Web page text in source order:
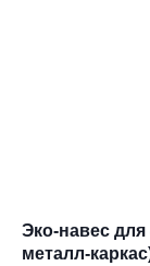
Эко-навес
металл-